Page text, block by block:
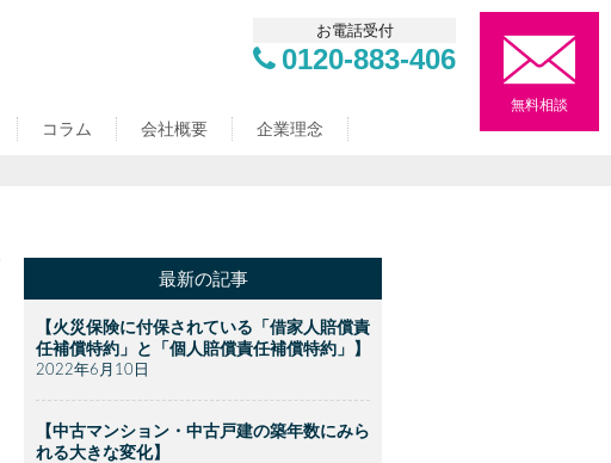
コラム 会社概要 企業理念
お電話受付
0120-883-406
無料相談
最新の記事
【火災保険に付保されている「借家人賠償責
任補償特約」と「個人賠償責任補償特約」】
2022年6月10日
【中古マンション・中古戸建の築年数にみら
れる大きな変化】